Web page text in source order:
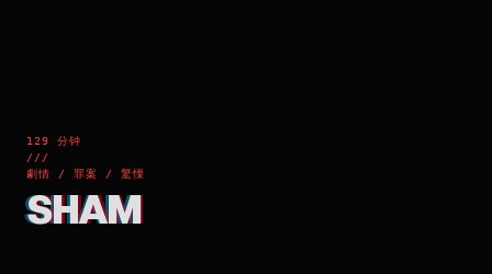
129 分钟
///
劇情 / 罪案 / 驚慄
SHAM